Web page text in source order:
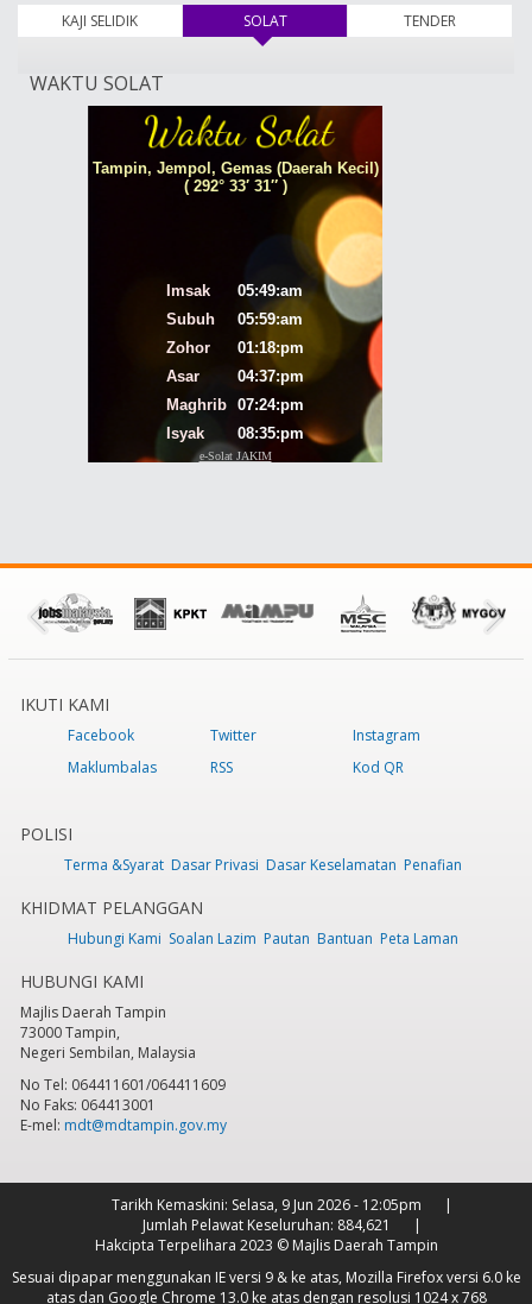
KAJI SELIDIK SOLAT(tab aktif) TENDER
WAKTU SOLAT
IKUTI KAMI
Facebook Twitter
Instagram
Maklumbalas
RSS Kod QR
POLISI
Terma &Syarat Dasar Privasi Dasar Keselamatan Penafian
KHIDMAT PELANGGAN
Hubungi Kami Soalan Lazim Pautan Bantuan Peta Laman
HUBUNGI KAMI
Majlis Daerah Tampin
73000 Tampin,
Negeri Sembilan, Malaysia
No Tel: 064411601/064411609
No Faks: 064413001
E-mel: mdt@mdtampin.gov.my
Tarikh Kemaskini: Selasa, 9 Jun 2026 - 12:05pm
Jumlah Pelawat Keseluruhan: 884,621
Hakcipta Terpelihara 2023 © Majlis Daerah Tampin
Sesuai dipapar menggunakan IE versi 9 & ke atas, Mozilla Firefox versi 6.0 ke
atas dan Google Chrome 13.0 ke atas dengan resolusi 1024 x 768